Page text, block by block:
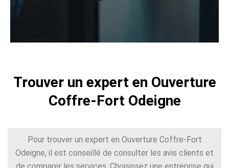
Trouver un expert en Ouverture
Coffre-Fort Odeigne
Pour trouver un expert en Ouverture Coffre-Fort
Odeigne, il est conseillé de consulter les avis clients et
de comparer les services. Choisissez une entreprise qui